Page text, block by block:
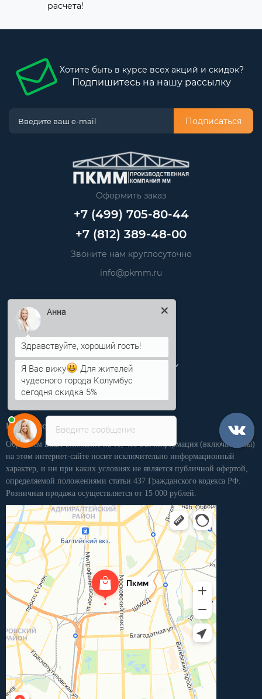
расчета!
Хотите быть в курсе всех акций и скидок?
Подпишитесь на нашу рассылку
Подписаться
Оформить заказ
+7 (499) 705-80-44
+7 (812) 389-48-00
Звоните нам круглосуточно
info@pkmm.ru
Категории
Личный кабинет
Производственная компания «ПКММ»
Обращаем Ваше внимание на то, что вся информация (включая цены)
на этом интернет-сайте носит исключительно информационный
характер, и ни при каких условиях не является публичной офертой,
определяемой положениями статьи 437 Гражданского кодекса РФ.
Розничная продажа осуществляется от 15 000 рублей.
Введите сообщение
Анна
Я Вас вижу
Для жителей
чудесного города Колумбус
сегодня скидка 5%